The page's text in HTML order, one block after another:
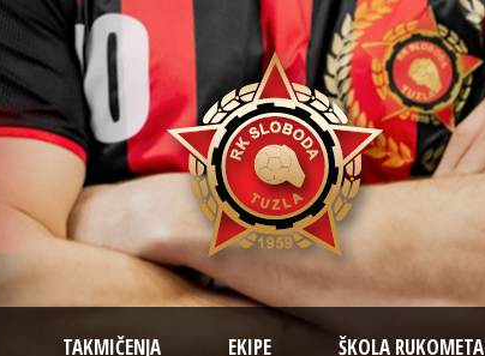
TAKMIČENJA EKIPE ŠKOLA RUKOMETA